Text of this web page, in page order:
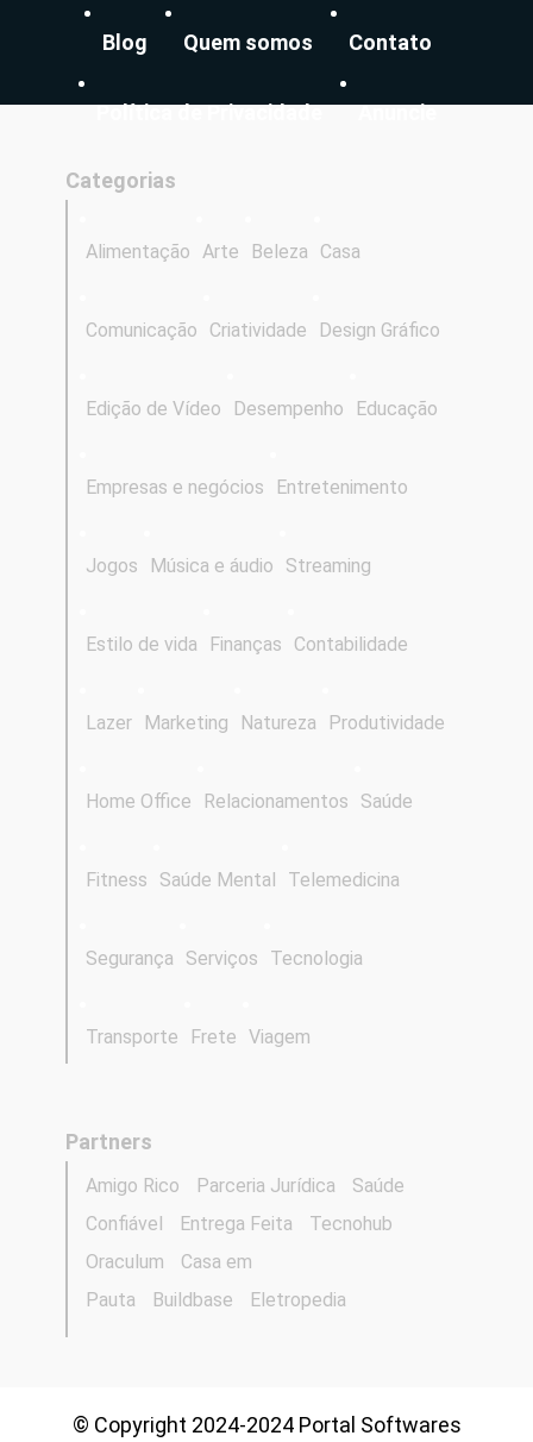
Blog Quem somos Contato
Política de Privacidade Anuncie
Categorias
Alimentação Arte Beleza Casa
Comunicação Criatividade Design Gráfico
Edição de Vídeo Desempenho Educação
Empresas e negócios Entretenimento
Jogos Música e áudio Streaming
Estilo de vida Finanças Contabilidade
Lazer Marketing Natureza Produtividade
Home Office Relacionamentos Saúde
Fitness Saúde Mental Telemedicina
Segurança Serviços Tecnologia
Transporte Frete Viagem
Partners
Amigo Rico Parceria Jurídica
Saúde
Confiável
Entrega Feita
Tecnohub
Oraculum
Casa em
Pauta
Buildbase Eletropedia
© Copyright 2024-2024 Portal Softwares